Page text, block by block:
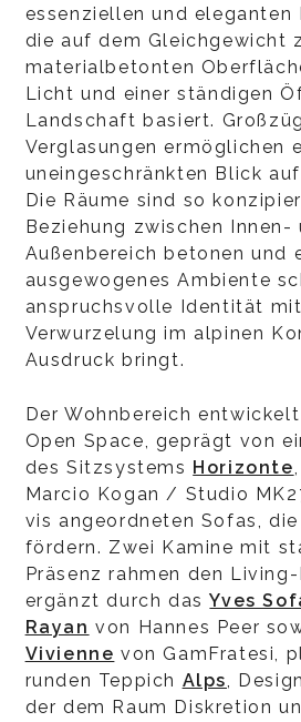
essenziellen und eleganten
die auf dem Gleichgewicht
materialbetonten
Licht und einer ständigen
Landschaft basiert.
Verglasungen ermöglichen
uneingeschränkten Blick
Die Räume sind so
Beziehung zwischen Innen-
Außenbereich betonen und
ausgewogenes Ambiente
anspruchsvolle Identität
Verwurzelung im alpinen
Ausdruck bringt.
Der Wohnbereich
Open Space, geprägt von
des Sitzsystems Horizonte
Marcio Kogan / Studio
vis angeordneten Sofas,
fördern. Zwei Kamine mit
Präsenz rahmen den
ergänzt durch dasYves
Rayan von Hannes Peer
Vivienne von GamFratesi,
runden Teppich Alps,
der dem Raum Diskretion